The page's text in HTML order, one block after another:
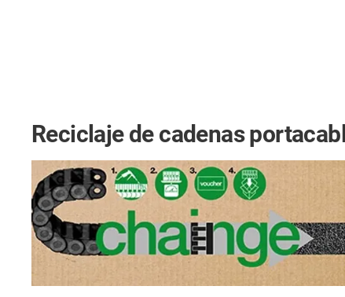
Reciclaje de cadenas